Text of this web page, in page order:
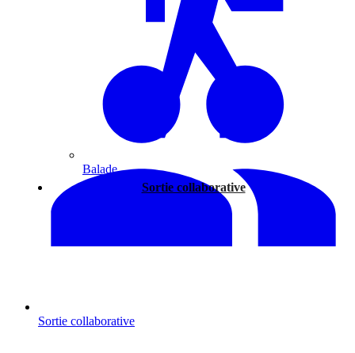
Balade
Sortie collaborative
Sortie collaborative